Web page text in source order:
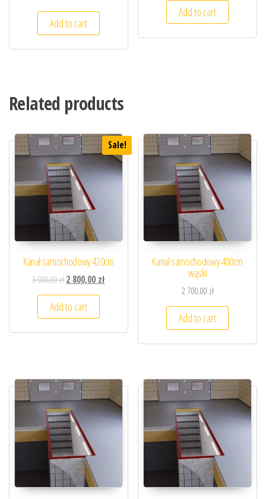
Add to cart
Add to cart
Related products
Sale!
Kanał samochodowy 420cm
3 000,00zł2 800,00 zł
Add to cart
Kanał samochodowy 400cm
wąski
2 700,00 zł
Add to cart